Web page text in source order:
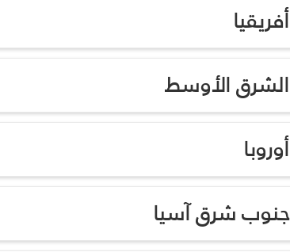
أفريقيا
الشرق الأوسط
أوروبا
جنوب شرق آسيا